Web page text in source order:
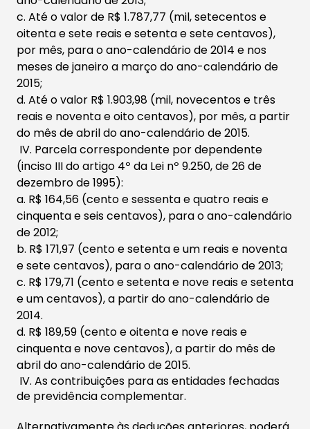
c. Até o valor de R$ 1.787,77 (mil, setecentos e
oitenta e sete reais e setenta e sete centavos),
por mês, para o ano-calendário de 2014 e nos
meses de janeiro a março do ano-calendário de
2015;
d. Até o valor R$ 1.903,98 (mil, novecentos e três
reais e noventa e oito centavos), por mês, a partir
do mês de abril do ano-calendário de 2015.
​ IV. Parcela correspondente por dependente
(inciso III do artigo 4º da Lei nº 9.250, de 26 de
dezembro de 1995):
a. R$ 164,56 (cento e sessenta e quatro reais e
cinquenta e seis centavos), para o ano-calendário
de 2012;
b. R$ 171,97 (cento e setenta e um reais e noventa
e sete centavos), para o ano-calendário de 2013;
c. R$ 179,71 (cento e setenta e nove reais e setenta
e um centavos), a partir do ano-calendário de
2014.
d. R$ 189,59 (cento e oitenta e nove reais e
cinquenta e nove centavos), a partir do mês de
abril do ano-calendário de 2015.​
​ IV. As contribuições para as entidades fechadas
de previdência complementar.